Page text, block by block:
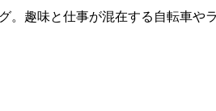
。趣味と仕事が混在する自転車や